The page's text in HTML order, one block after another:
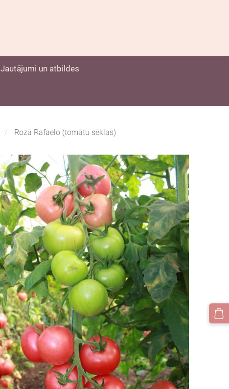
Jautājumi un atbildes
Rozā Rafaelo (tomātu sēklas)